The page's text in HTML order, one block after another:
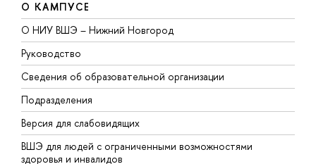
О КАМПУСЕ
О НИУ ВШЭ – Нижний Новгород
Руководство
Сведения об образовательной организации
Подразделения
Версия для слабовидящих
ВШЭ для людей с ограниченными возможностями
здоровья и инвалидов